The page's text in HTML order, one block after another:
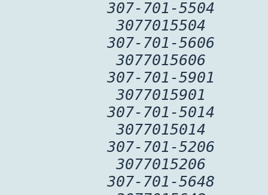
307-701-5504
3077015504
307-701-5606
3077015606
307-701-5901
3077015901
307-701-5014
3077015014
307-701-5206
3077015206
307-701-5648